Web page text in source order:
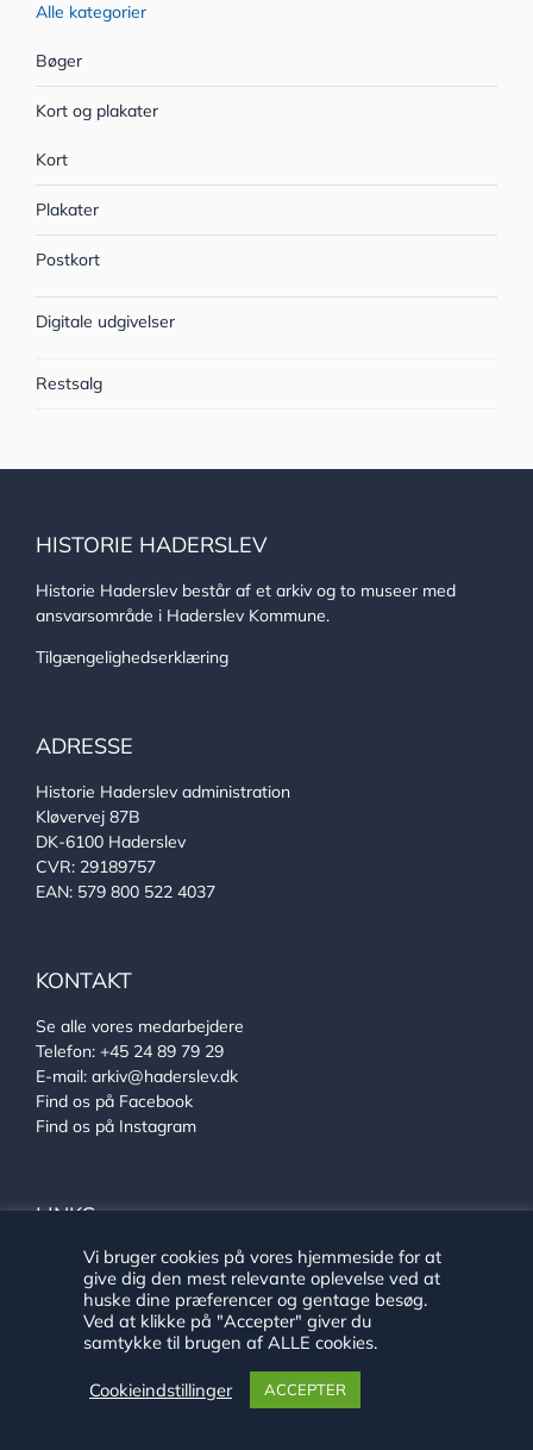
Alle kategorier
Bøger
Kort og plakater
Kort
Plakater
Postkort
Digitale udgivelser
Restsalg
HISTORIE HADERSLEV
Historie Haderslev består af et arkiv og to museer med
ansvarsområde i Haderslev Kommune.
Tilgængelighedserklæring
ADRESSE
Historie Haderslev administration
Kløvervej 87B
DK-6100 Haderslev
CVR: 29189757
EAN: 579 800 522 4037
KONTAKT
Se alle vores medarbejdere
Telefon: +45 24 89 79 29
E-mail: arkiv@haderslev.dk
Find os på Facebook
Find os på Instagram
LINKS
Ehlers Samlingen
Von Oberbergs hus
Sønderjysk arkivsamarbejde
Vi bruger cookies på vores hjemmeside for at
give dig den mest relevante oplevelse ved at
huske dine præferencer og gentage besøg.
Ved at klikke på "Accepter" giver du
samtykke til brugen af ALLE cookies.
Cookieindstillinger ACCEPTER